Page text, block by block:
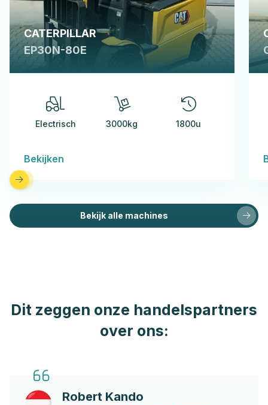
CATERPILLAR
EP30N-80E
Electrisch 3000kg 1800u
Bekijken
Bekijk alle machines
Dit zeggen onze handelspartners
over ons:
Robert Kando